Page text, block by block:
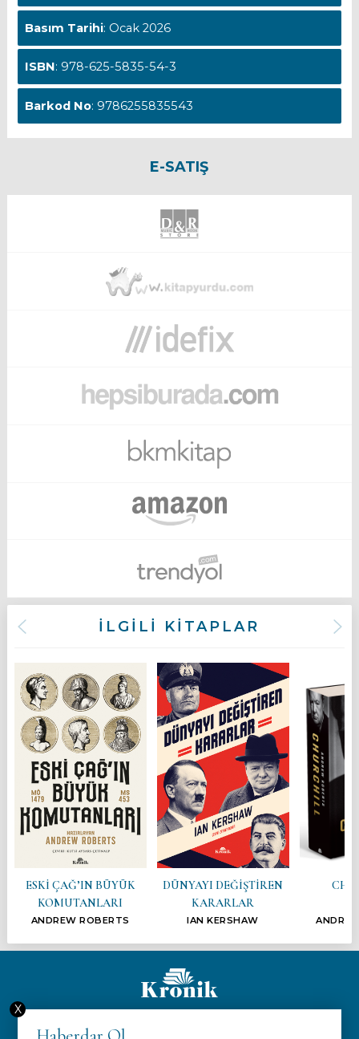
Basım Tarihi: Ocak 2026
ISBN: 978-625-5835-54-3
Barkod No: 9786255835543
E-SATIŞ
İLGİLİ KİTAPLAR
ESKİ ÇAĞ’IN BÜYÜK
KOMUTANLARI
ANDREW ROBERTS
DÜNYAYI DEĞİŞTİREN
KARARLAR
IAN KERSHAW
Hakkımızda
X